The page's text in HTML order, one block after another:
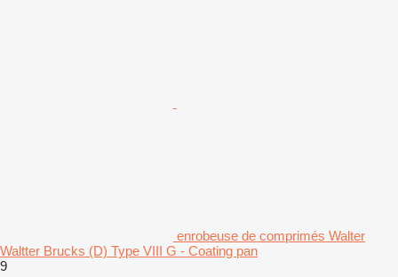
enrobeuse de comprimés Walter
Waltter Brucks (D) Type VIII G - Coating pan
9